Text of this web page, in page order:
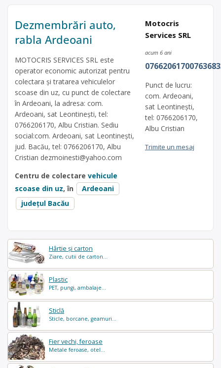
Hârtie și carton
Ziare, cutii de carton...
Plastic
PET, pungi, ambalaje...
Sticlă
Sticle, borcane, geamuri...
Fier vechi, feroase
Metale feroase, otel...
Dezmembrări auto,
rabla Ardeoani
MOTOCRIS SERVICES SRL este
operator economic autorizat pentru
colectara și tratarea vehiculelor
scoase din uz, cu punct de colectare
în Ardeoani, la adresa: com.
Ardeoani, sat Leontinești, tel:
0766206170, Albu Cristian. Sediu
social:com. Ardeoani, sat Leontinești,
jud. Bacău, tel: 0766206170, Albu
Cristian dezmoinesti@yahoo.com
Centru de colectare vehicule
scoase din uz, în
Ardeoani
județul Bacău
Motocris
Services SRL
acum 6 ani
Punct de lucru:
com. Ardeoani,
sat Leontinești,
tel: 0766206170,
Albu Cristian
Trimite un mesaj